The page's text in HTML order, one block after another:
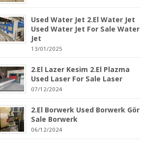
Used Water Jet 2.El Water Jet
Used Water Jet For Sale Water
Jet
13/01/2025
2.El Lazer Kesim 2.El Plazma
Used Laser For Sale Laser
07/12/2024
2.El Borwerk Used Borwerk Gör
Sale Borwerk
06/12/2024